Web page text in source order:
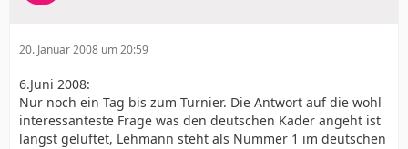
20. Januar 2008 um 20:59
6.Juni 2008:
Nur noch ein Tag bis zum Turnier. Die Antwort auf die wohl
interessanteste Frage was den deutschen Kader angeht ist
längst gelüftet, Lehmann steht als Nummer 1 im deutschen